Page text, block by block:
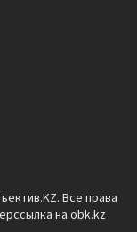
Все права
на obk.kz